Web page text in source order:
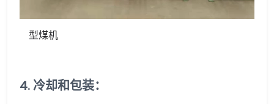
型煤机
4. 冷却和包装：